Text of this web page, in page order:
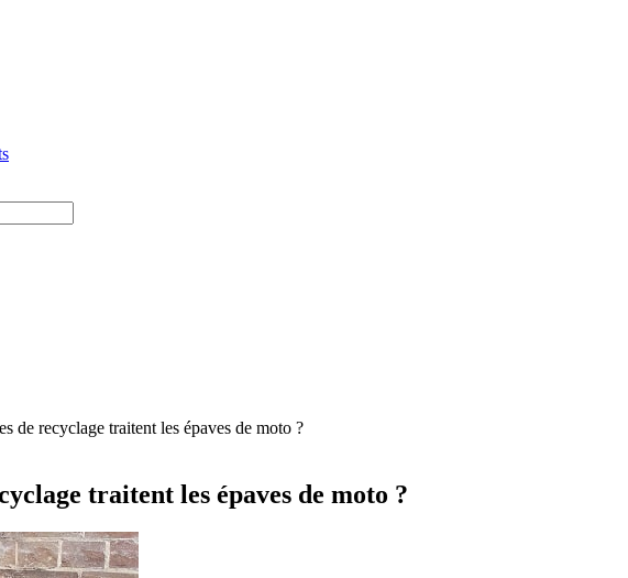
de recyclage traitent les épaves de moto ?
traitent les épaves de moto ?